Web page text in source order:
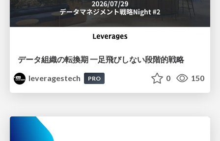
データ組織の転換期 一足飛びしない段階的戦略
leveragestech
PRO 0 150